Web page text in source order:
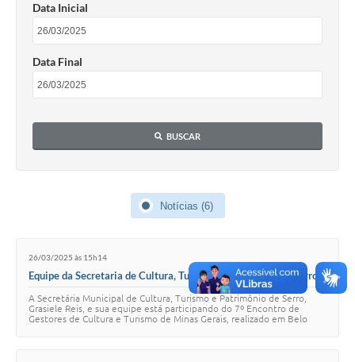
Lei Paulo Gustavo
Turismo
Emissão de Contracheque
Arquivos para Download
SIC
FAQ
Data Inicial
Data Final
BUSCAR
Notícias (6)
26/03/2025 às 15h14
Equipe da Secretaria de Cultura, Turismo e Patrimônio de Serro
participa 7º Encontro de Gestores de Cultura e Turismo de Minas
Gerais
A Secretária Municipal de Cultura, Turismo e Patrimônio de Serro,
Grasiele Reis, e sua equipe está participando do 7º Encontro de
Gestores de Cultura e Turismo de Minas Gerais, realizado em Belo